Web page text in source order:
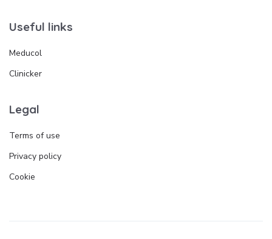
Useful links
Meducol
Clinicker
Legal
Terms of use
Privacy policy
Cookie